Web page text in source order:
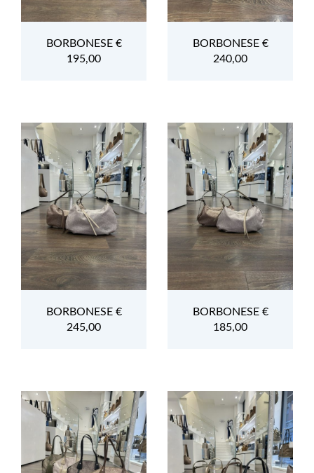
BORBONESE €
195,00
BORBONESE €
240,00
BORBONESE €
245,00
BORBONESE €
185,00